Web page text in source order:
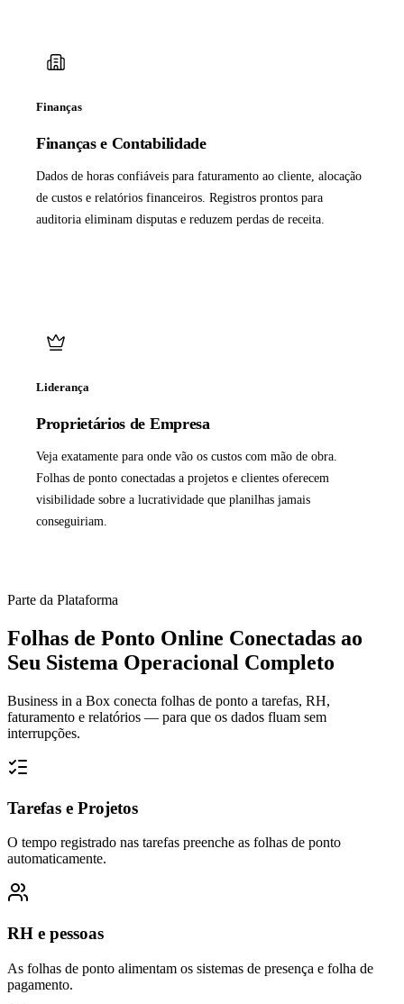
Finanças
Finanças e Contabilidade
Dados de horas confiáveis para faturamento ao cliente, alocação
de custos e relatórios financeiros. Registros prontos para
auditoria eliminam disputas e reduzem perdas de receita.
Liderança
Proprietários de Empresa
Veja exatamente para onde vão os custos com mão de obra.
Folhas de ponto conectadas a projetos e clientes oferecem
visibilidade sobre a lucratividade que planilhas jamais
conseguiriam.
Parte da Plataforma
Folhas de Ponto Online Conectadas ao
Seu Sistema Operacional Completo
Business in a Box conecta folhas de ponto a tarefas, RH,
faturamento e relatórios — para que os dados fluam sem
interrupções.
Tarefas e Projetos
O tempo registrado nas tarefas preenche as folhas de ponto
automaticamente.
RH e pessoas
As folhas de ponto alimentam os sistemas de presença e folha de
pagamento.